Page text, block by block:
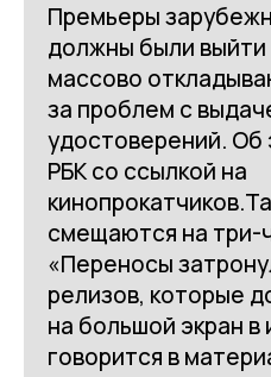
Премьеры
должны были
массово
за проблем с
удостоверений.
РБК со ссылкой на
смещаются на три-
«Переносы
релизов, которые
на большой экран
говорится в